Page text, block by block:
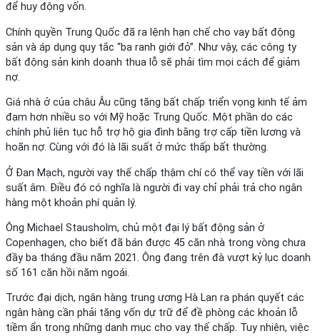
để huy động vốn.
Chính quyền Trung Quốc đã ra lệnh hạn chế cho vay bất động
sản và áp dụng quy tắc “ba ranh giới đỏ”. Như vậy, các công ty
bất động sản kinh doanh thua lỗ sẽ phải tìm mọi cách để giảm
nợ.
Giá nhà ở của châu Âu cũng tăng bất chấp triển vọng kinh tế ảm
đạm hơn nhiều so với Mỹ hoặc Trung Quốc. Một phần do các
chính phủ liên tục hỗ trợ hộ gia đình bằng trợ cấp tiền lương và
hoãn nợ. Cùng với đó là lãi suất ở mức thấp bất thường.
Ở Đan Mạch, người vay thế chấp thậm chí có thể vay tiền với lãi
suất âm. Điều đó có nghĩa là người đi vay chỉ phải trả cho ngân
hàng một khoản phí quản lý.
Ông Michael Stausholm, chủ một đại lý bất động sản ở
Copenhagen, cho biết đã bán được 45 căn nhà trong vòng chưa
đầy ba tháng đầu năm 2021. Ông đang trên đà vượt kỷ lục doanh
số 161 căn hồi năm ngoái.
Trước đại dịch, ngân hàng trung ương Hà Lan ra phán quyết các
ngân hàng cần phải tăng vốn dự trữ để đề phòng các khoản lỗ
tiềm ẩn trong những danh mục cho vay thế chấp. Tuy nhiên, việc